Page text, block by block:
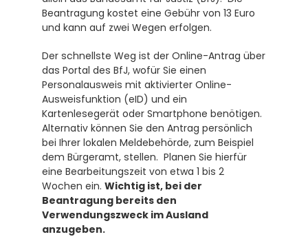
Beantragung kostet eine Gebühr von 13 Euro
und kann auf zwei Wegen erfolgen.
Der schnellste Weg ist der Online-Antrag über
das Portal des BfJ, wofür Sie einen
Personalausweis mit aktivierter Online-
Ausweisfunktion (eID) und ein
Kartenlesegerät oder Smartphone benötigen.
Alternativ können Sie den Antrag persönlich
bei Ihrer lokalen Meldebehörde, zum Beispiel
dem Bürgeramt, stellen.  Planen Sie hierfür
eine Bearbeitungszeit von etwa 1 bis 2
Wochen ein. Wichtig ist, bei der
Beantragung bereits den
Verwendungszweck im Ausland
anzugeben.